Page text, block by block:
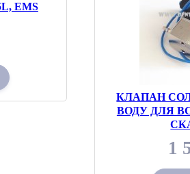
EMS
КЛАПАН
ВОДУ ДЛЯ
1